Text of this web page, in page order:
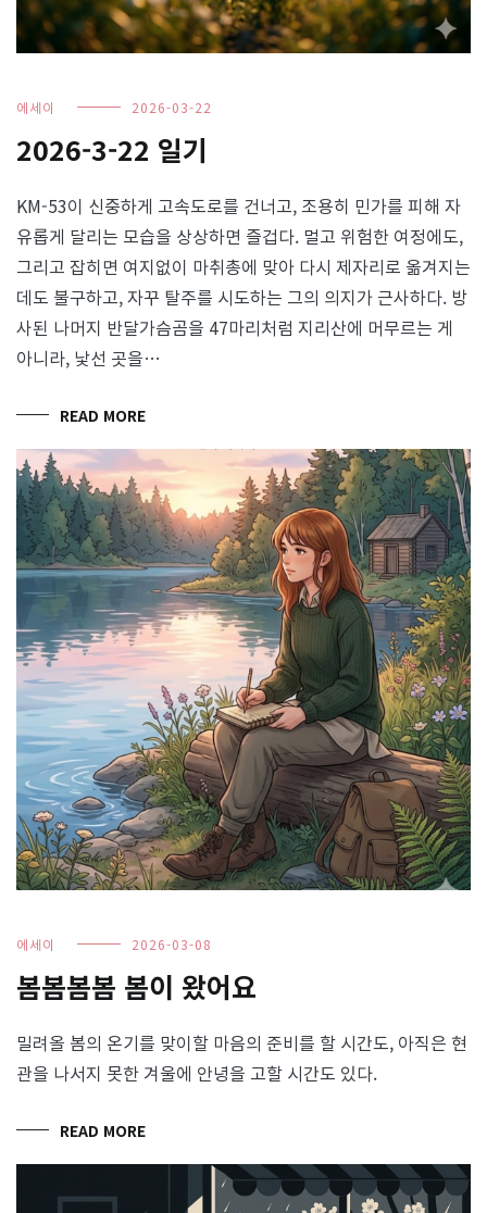
에세이 2026-03-22
2026-3-22 일기
KM-53이 신중하게 고속도로를 건너고, 조용히 민가를 피해 자
유롭게 달리는 모습을 상상하면 즐겁다. 멀고 위험한 여정에도,
그리고 잡히면 여지없이 마취총에 맞아 다시 제자리로 옮겨지는
데도 불구하고, 자꾸 탈주를 시도하는 그의 의지가 근사하다. 방
사된 나머지 반달가슴곰을 47마리처럼 지리산에 머무르는 게
아니라, 낯선 곳을…
READ MORE
에세이 2026-03-08
봄봄봄봄 봄이 왔어요
밀려올 봄의 온기를 맞이할 마음의 준비를 할 시간도, 아직은 현
관을 나서지 못한 겨울에 안녕을 고할 시간도 있다.
READ MORE